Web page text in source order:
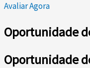
Avaliar Agora
Oportunidade
Oportunidade